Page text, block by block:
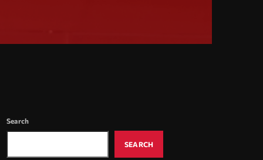
Search
SEARCH